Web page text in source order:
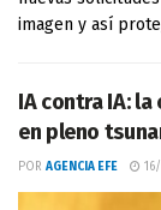
imagen y así
IA contra IA:
en pleno
POR AGENCIA EFE